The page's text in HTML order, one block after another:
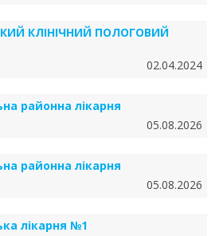
КЛІНІЧНИЙ ПОЛОГОВИЙ
02.04.2024
районна лікарня
05.08.2026
районна лікарня
05.08.2026
лікарня №1